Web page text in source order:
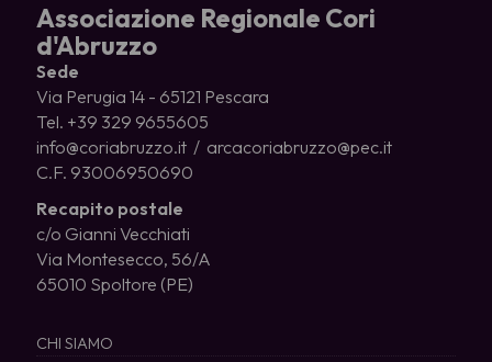
Associazione Regionale Cori
d'Abruzzo
Sede
Via Perugia 14 - 65121 Pescara
Tel. +39 329 9655605
info@coriabruzzo.it / arcacoriabruzzo@pec.it
C.F. 93006950690
Recapito postale
c/o Gianni Vecchiati
Via Montesecco, 56/A
65010 Spoltore (PE)
CHI SIAMO